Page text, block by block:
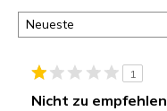
1
Nicht zu empfehlen